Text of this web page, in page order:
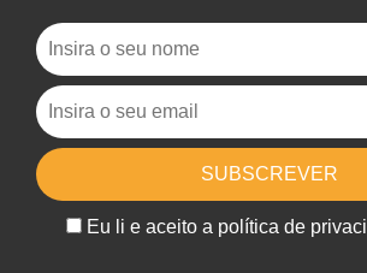
Eu li e aceito a política de